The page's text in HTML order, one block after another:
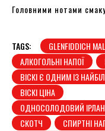
Головними нотами
TAGS:
GLENFIDDICH
АЛКОГОЛЬНІ НАПОЇ
ВІСКІ Є ОДНИМ ІЗ
ВІСКІ ЦІНА
ОДНОСОЛОДОВИЙ
СКОТЧ
СПИРТНІ